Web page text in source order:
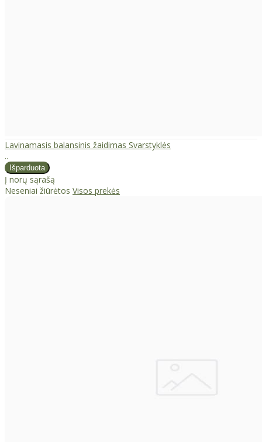
Lavinamasis balansinis žaidimas Svarstyklės
..
Į norų sąrašą
Neseniai žiūrėtos Visos prekės